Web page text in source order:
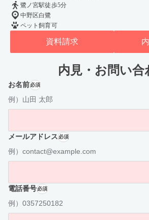
鷺ノ宮駅徒歩5分
中野区白鷺
ペット飼育可
資料請求
内見・お問い合
お名前必須
例）山田 太郎
メールアドレス必須
例）contact@example.com
電話番号必須
例）0357250182